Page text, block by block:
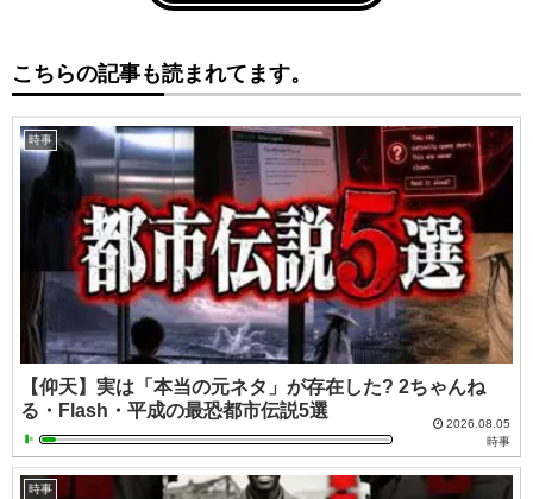
こちらの記事も読まれてます。
時事
【仰天】実は「本当の元ネタ」が存在した? 2ちゃんね
る・Flash・平成の最恐都市伝説5選
2026.08.05
時事
時事